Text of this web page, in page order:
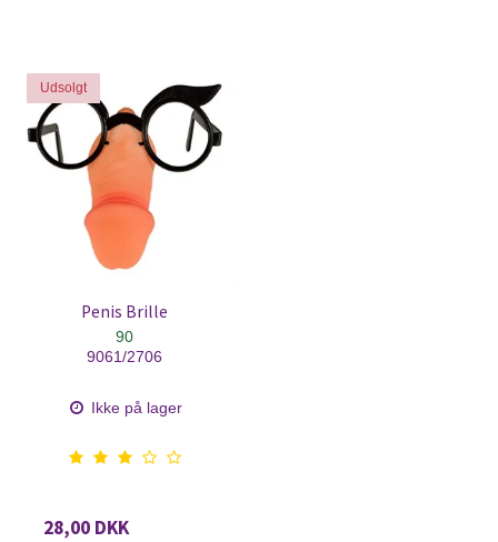
Udsolgt
Penis Brille
90
9061/2706
Ikke på lager
28,00 DKK